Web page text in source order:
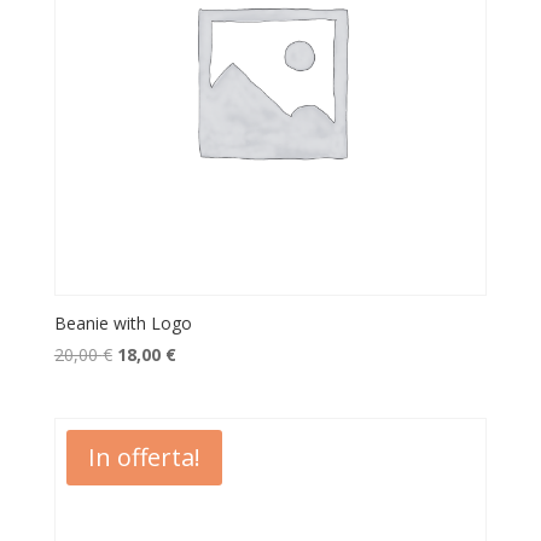
Beanie with Logo
20,00€ Il
era:
20,00 €.
18,00 €Il
è:
18,00 €.
In offerta!